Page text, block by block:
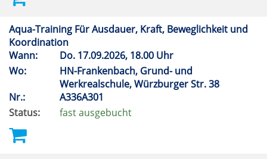
Aqua-Training Für Ausdauer, Kraft, Beweglichkeit und
Koordination
Wann:
Do. 17.09.2026, 18.00 Uhr
Wo:
HN-Frankenbach, Grund- und
Werkrealschule, Würzburger Str. 38
Nr.:
A336A301
Status:
fast ausgebucht